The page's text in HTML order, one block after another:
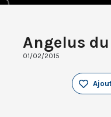
Angelus
01/02/2015